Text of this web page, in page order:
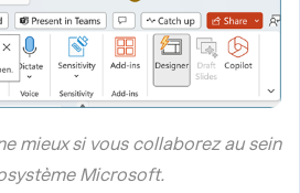
mieux si vous collaborez au sein
Microsoft.